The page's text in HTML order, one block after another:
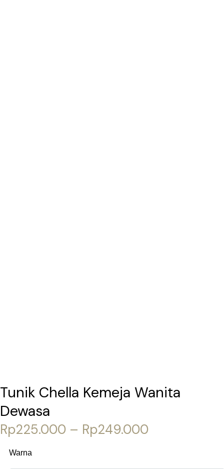
Tunik Chella Kemeja Wanita
Dewasa
Rp225.000 – Rp249.000
Warna